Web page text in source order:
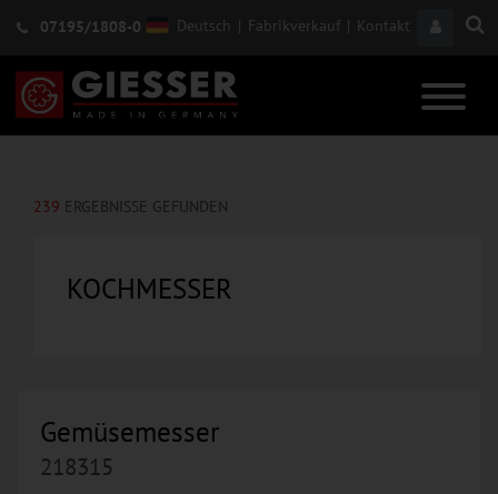
07195/1808-0 Deutsch | Fabrikverkauf | Kontakt
239 ERGEBNISSE GEFUNDEN
KOCHMESSER
Gemüsemesser
218315